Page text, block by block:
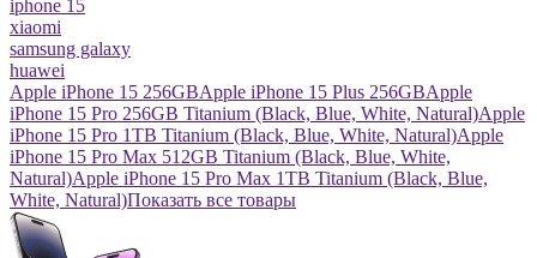
iphone 15
xiaomi
samsung galaxy
huawei
Apple iPhone 15 256GBApple iPhone 15 Plus 256GBApple
iPhone 15 Pro 256GB Titanium (Black, Blue, White, Natural)Apple
iPhone 15 Pro 1TB Titanium (Black, Blue, White, Natural)Apple
iPhone 15 Pro Max 512GB Titanium (Black, Blue, White,
Natural)Apple iPhone 15 Pro Max 1TB Titanium (Black, Blue,
White, Natural)Показать все товары